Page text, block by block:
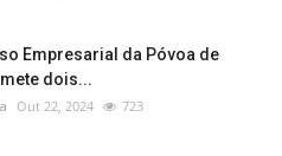
Empresarial da Póvoa de
dois...
Out 22, 2024 723